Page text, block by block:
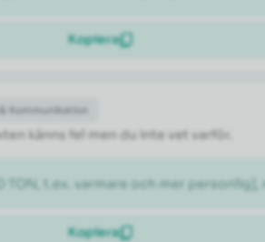
Kopiera
Kommunikation
känns fel men du inte vet varför.
t.ex. varmare och mer personlig],
Kopiera